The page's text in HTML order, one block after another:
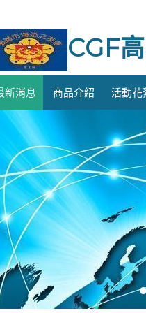
CGF
新消息 商品介紹 活動花